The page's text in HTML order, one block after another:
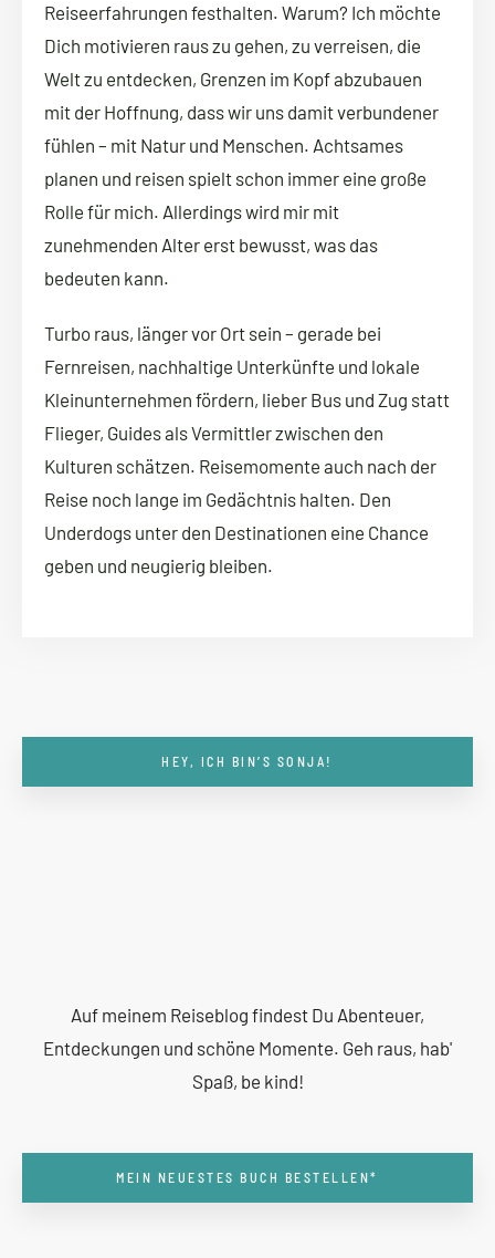
Reiseerfahrungen festhalten. Warum? Ich möchte
Dich motivieren raus zu gehen, zu verreisen, die
Welt zu entdecken, Grenzen im Kopf abzubauen
mit der Hoffnung, dass wir uns damit verbundener
fühlen – mit Natur und Menschen. Achtsames
planen und reisen spielt schon immer eine große
Rolle für mich. Allerdings wird mir mit
zunehmenden Alter erst bewusst, was das
bedeuten kann.
Turbo raus, länger vor Ort sein – gerade bei
Fernreisen, nachhaltige Unterkünfte und lokale
Kleinunternehmen fördern, lieber Bus und Zug statt
Flieger, Guides als Vermittler zwischen den
Kulturen schätzen. Reisemomente auch nach der
Reise noch lange im Gedächtnis halten. Den
Underdogs unter den Destinationen eine Chance
geben und neugierig bleiben.
HEY, ICH BIN’S SONJA!
Auf meinem Reiseblog findest Du Abenteuer,
Entdeckungen und schöne Momente. Geh raus, hab'
Spaß, be kind!
MEIN NEUESTES BUCH BESTELLEN*